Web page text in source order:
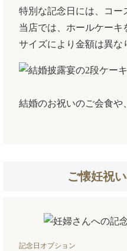
特別な記念日には、コー
当店では、ホールケーキ
サイズにより金額は異な
結婚のお祝いのご会食や
ご懐妊祝
記念日オプション